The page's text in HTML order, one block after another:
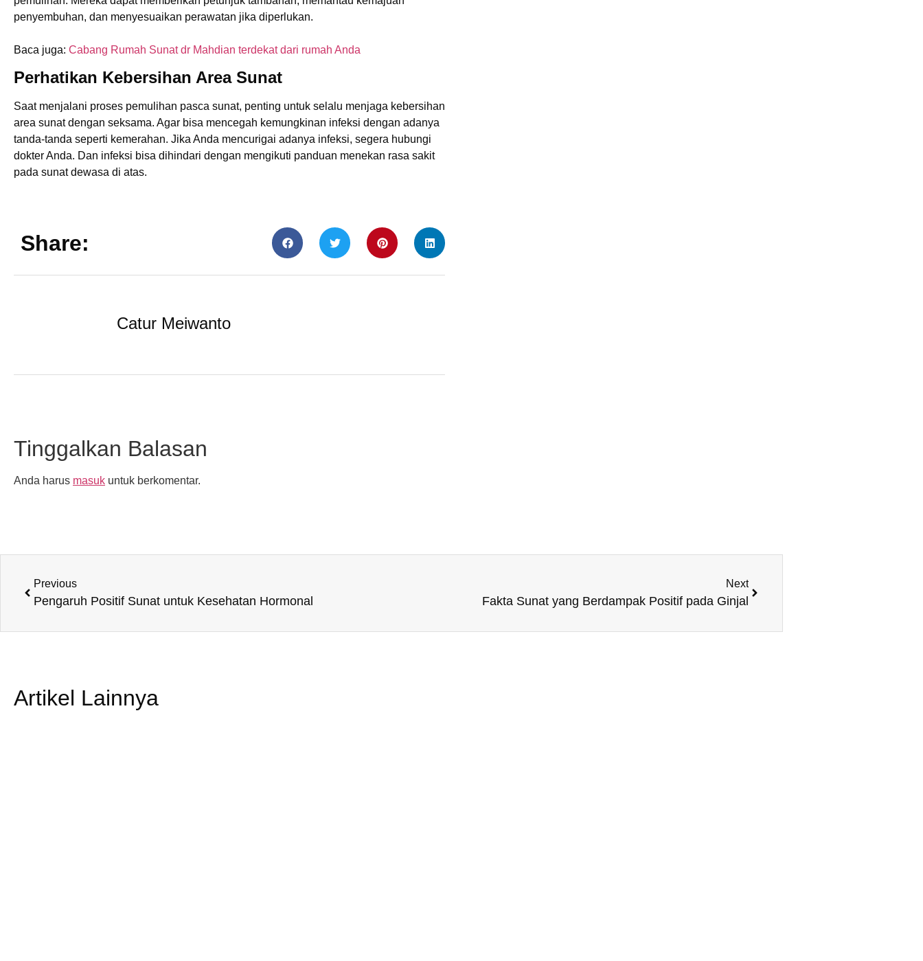
penyembuhan, dan menyesuaikan perawatan jika diperlukan.
Baca juga: Cabang Rumah Sunat dr Mahdian terdekat dari rumah Anda
Perhatikan Kebersihan Area Sunat
Saat menjalani proses pemulihan pasca sunat, penting untuk selalu menjaga kebersihan
area sunat dengan seksama. Agar bisa mencegah kemungkinan infeksi dengan adanya
tanda-tanda seperti kemerahan. Jika Anda mencurigai adanya infeksi, segera hubungi
dokter Anda. Dan infeksi bisa dihindari dengan mengikuti panduan menekan rasa sakit
pada sunat dewasa di atas.
Share:
Catur Meiwanto
Tinggalkan Balasan
Anda harus masuk untuk berkomentar.
Previous
Pengaruh Positif Sunat untuk Kesehatan Hormonal
Next
Fakta Sunat yang Berdampak Positif pada Ginjal
Artikel Lainnya